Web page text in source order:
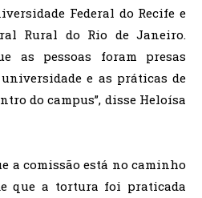
Federal do Recife e
Rural do Rio de Janeiro.
as pessoas foram presas
e as práticas de
do campus”, disse Heloísa
a comissão está no caminho
que a tortura foi praticada